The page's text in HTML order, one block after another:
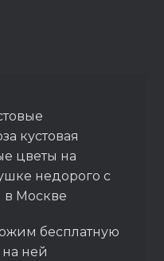
кустовая
цветы на
недорого с
в Москве
бесплатную
ней